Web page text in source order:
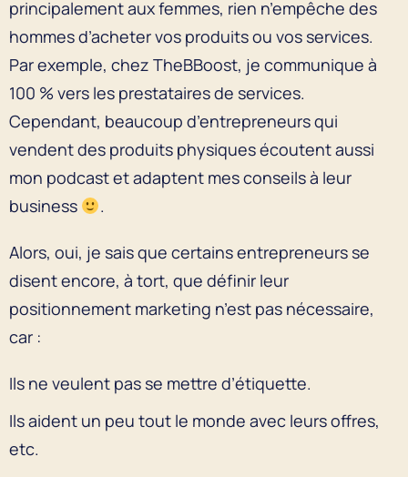
principalement aux femmes, rien n’empêche des
hommes d’acheter vos produits ou vos services.
Par exemple, chez TheBBoost, je communique à
100 % vers les prestataires de services.
Cependant, beaucoup d’entrepreneurs qui
vendent des produits physiques écoutent aussi
mon podcast et adaptent mes conseils à leur
business
.
Alors, oui, je sais que certains entrepreneurs se
disent encore, à tort, que définir leur
positionnement marketing n’est pas nécessaire,
car :
Ils ne veulent pas se mettre d’étiquette.
Ils aident un peu tout le monde avec leurs offres,
etc.